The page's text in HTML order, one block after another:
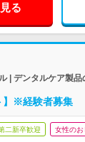
る
| デンタルケア製
】※経験者募集
二新卒歓迎 女性のお